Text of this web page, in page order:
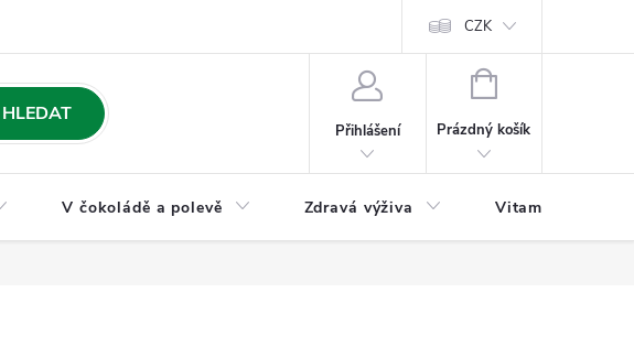
Formulář pro odstoupení od
CZK
HLEDAT
Přihlášení
NÁKUPNÍ
Prázdný košík
V čokoládě a polevě Zdravá výživa Vitamíny a